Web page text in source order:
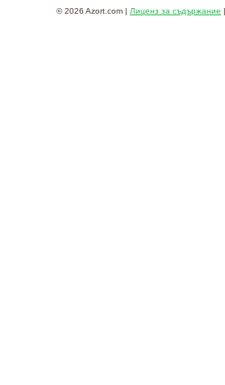
© 2026 Azort.com | Лиценз за съдържание